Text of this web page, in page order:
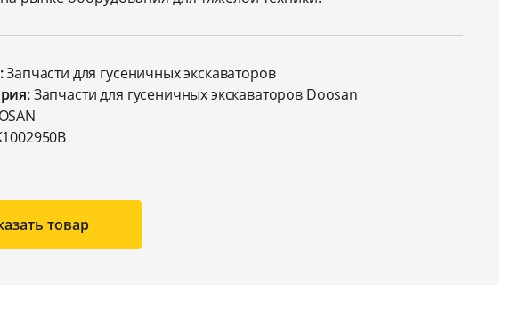
Запчасти для гусеничных экскаваторов
Запчасти для гусеничных экскаваторов Doosan
товар